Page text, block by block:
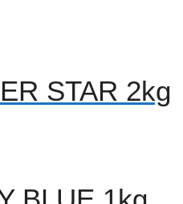
STAR 2kg